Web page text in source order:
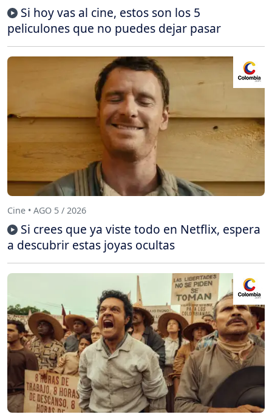
Si hoy vas al cine, estos son los 5
peliculones que no puedes dejar pasar
Cine • AGO 5 / 2026
Si crees que ya viste todo en Netflix, espera
a descubrir estas joyas ocultas